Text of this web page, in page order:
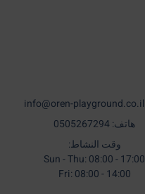
هاتف: 0505267294
وقت النشاط:
Sun - Thu: 08:00 - 17:00
Fri: 08:00 - 14:00